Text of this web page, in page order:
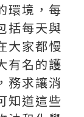
環境，每
括每天與
大家都慢
有名的護
務求讓消
知道這些